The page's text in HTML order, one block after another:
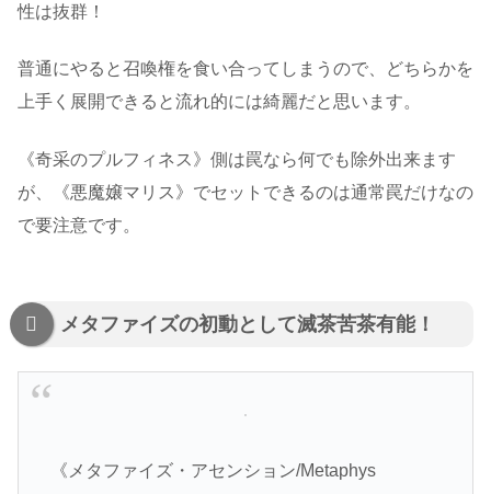
性は抜群！
普通にやると召喚権を食い合ってしまうので、どちらかを
上手く展開できると流れ的には綺麗だと思います。
《奇采のプルフィネス》側は罠なら何でも除外出来ます
が、《悪魔嬢マリス》でセットできるのは通常罠だけなの
で要注意です。
メタファイズの初動として滅茶苦茶有能！
《メタファイズ・アセンション/Metaphys